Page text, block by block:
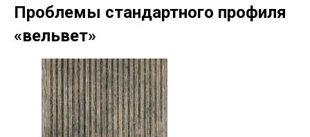
Проблемы стандартного профиля
«вельвет»